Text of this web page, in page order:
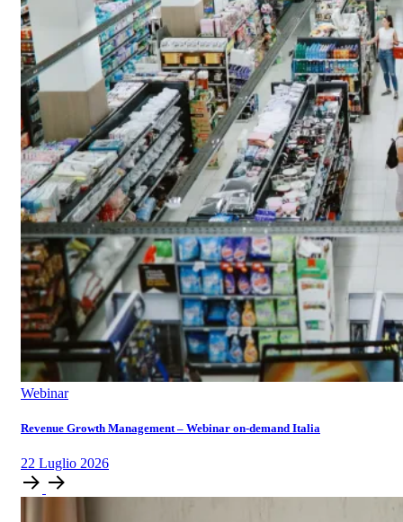
Webinar
Revenue Growth Management – Webinar on-demand Italia
22 Luglio 2026